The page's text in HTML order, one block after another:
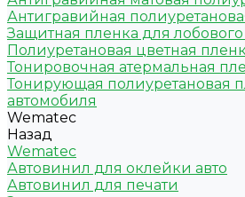
Антигравийная
Защитная пленка для лобового
Полиуретановая цветная
Тонировочная атермальная
Тонирующая полиуретановая
автомобиля
Wematec
Назад
Wematec
Автовинил для оклейки авто
Автовинил для печати